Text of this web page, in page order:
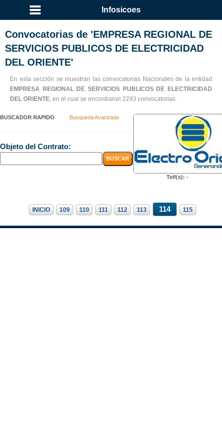
Infosicoes
Convocatorias de 'EMPRESA REGIONAL DE
SERVICIOS PUBLICOS DE ELECTRICIDAD
DEL ORIENTE'
En esta sección se muestran las convocatorias Nacionales de la entidad
EMPRESA REGIONAL DE SERVICIOS PUBLICOS DE ELECTRICIDAD
DEL ORIENTE, en el cual se encontraron 2293 convocatorias.
BUSCADOR RAPIDO Busqueda Avanzada
Objeto del Contrato:
Telf(s): -
INICIO 109 110 111 112 113 114 115